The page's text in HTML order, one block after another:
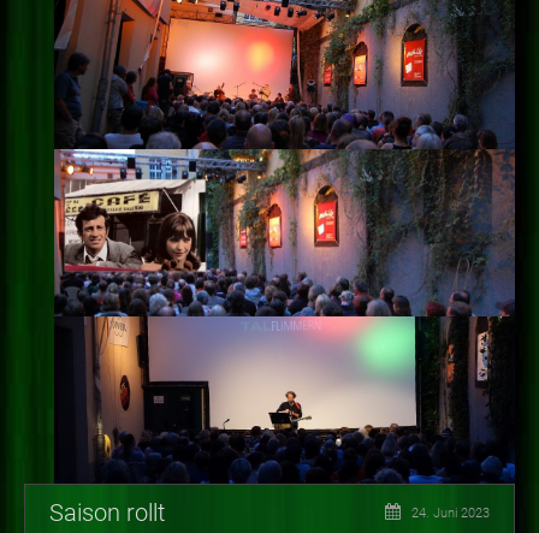
Saison rollt 24. Juni 2023